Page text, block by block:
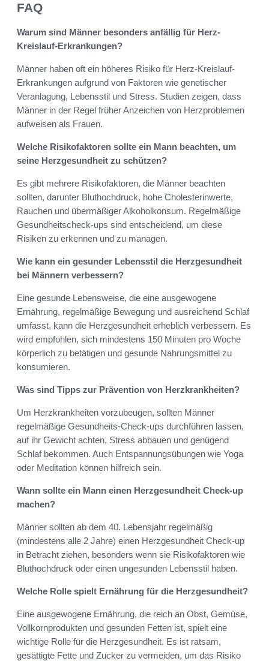
FAQ
Warum sind Männer besonders anfällig für Herz-
Kreislauf-Erkrankungen?
Männer haben oft ein höheres Risiko für Herz-Kreislauf-
Erkrankungen aufgrund von Faktoren wie genetischer
Veranlagung, Lebensstil und Stress. Studien zeigen, dass
Männer in der Regel früher Anzeichen von Herzproblemen
aufweisen als Frauen.
Welche Risikofaktoren sollte ein Mann beachten, um
seine Herzgesundheit zu schützen?
Es gibt mehrere Risikofaktoren, die Männer beachten
sollten, darunter Bluthochdruck, hohe Cholesterinwerte,
Rauchen und übermäßiger Alkoholkonsum. Regelmäßige
Gesundheitscheck-ups sind entscheidend, um diese
Risiken zu erkennen und zu managen.
Wie kann ein gesunder Lebensstil die Herzgesundheit
bei Männern verbessern?
Eine gesunde Lebensweise, die eine ausgewogene
Ernährung, regelmäßige Bewegung und ausreichend Schlaf
umfasst, kann die Herzgesundheit erheblich verbessern. Es
wird empfohlen, sich mindestens 150 Minuten pro Woche
körperlich zu betätigen und gesunde Nahrungsmittel zu
konsumieren.
Was sind Tipps zur Prävention von Herzkrankheiten?
Um Herzkrankheiten vorzubeugen, sollten Männer
regelmäßige Gesundheits-Check-ups durchführen lassen,
auf ihr Gewicht achten, Stress abbauen und genügend
Schlaf bekommen. Auch Entspannungsübungen wie Yoga
oder Meditation können hilfreich sein.
Wann sollte ein Mann einen Herzgesundheit Check-up
machen?
Männer sollten ab dem 40. Lebensjahr regelmäßig
(mindestens alle 2 Jahre) einen Herzgesundheit Check-up
in Betracht ziehen, besonders wenn sie Risikofaktoren wie
Bluthochdruck oder einen ungesunden Lebensstil haben.
Welche Rolle spielt Ernährung für die Herzgesundheit?
Eine ausgewogene Ernährung, die reich an Obst, Gemüse,
Vollkornprodukten und gesunden Fetten ist, spielt eine
wichtige Rolle für die Herzgesundheit. Es ist ratsam,
gesättigte Fette und Zucker zu vermeiden, um das Risiko